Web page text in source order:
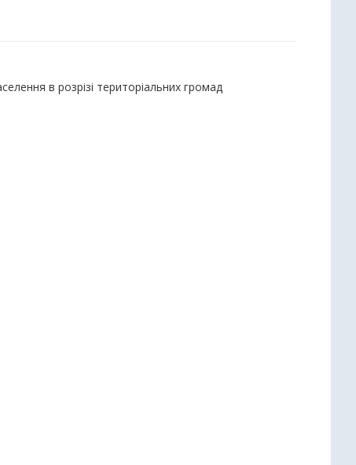
в розрізі територіальних громад